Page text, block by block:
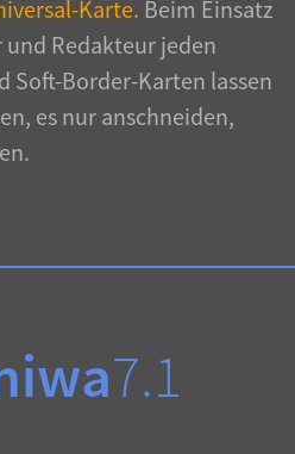
Karte. Beim Einsatz
Redakteur jeden
Soft-Border-Karten lassen
es nur anschneiden,
7.1